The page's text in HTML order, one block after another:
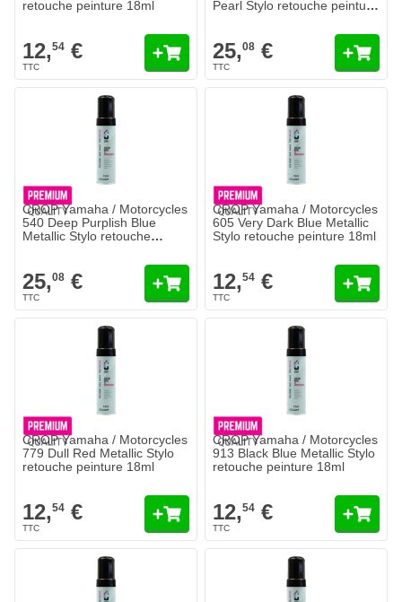
retouche peinture 18ml
12,54 €
Pearl Stylo retouche peinture
25,08 €
CROP Yamaha / Motorcycles
540 Deep Purplish Blue
Metallic Stylo retouche
25,08 €
CROP Yamaha / Motorcycles
605 Very Dark Blue Metallic
Stylo retouche peinture 18ml
12,54 €
CROP Yamaha / Motorcycles
779 Dull Red Metallic Stylo
retouche peinture 18ml
12,54 €
CROP Yamaha / Motorcycles
913 Black Blue Metallic Stylo
retouche peinture 18ml
12,54 €